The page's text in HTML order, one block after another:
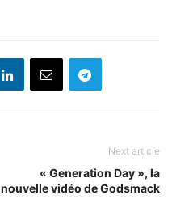
Next article
« Generation Day », la
nouvelle vidéo de Godsmack